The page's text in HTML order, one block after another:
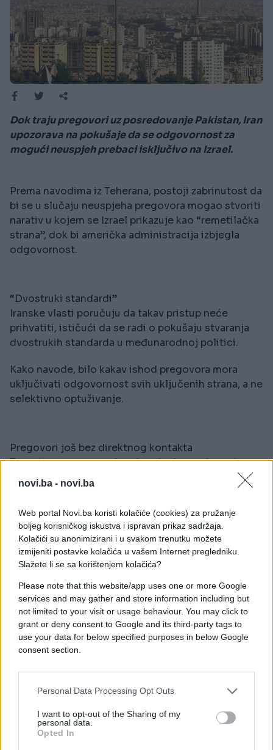
novi.ba - novi.ba
Web portal Novi.ba koristi kolačiće (cookies) za pružanje
boljeg korisničkog iskustva i ispravan prikaz sadržaja.
Kolačići su anonimizirani i u svakom trenutku možete
izmijeniti postavke kolačića u vašem Internet pregledniku.
Slažete li se sa korištenjem kolačića?
Please note that this website/app uses one or more Google
services and may gather and store information including but
not limited to your visit or usage behaviour. You may click to
grant or deny consent to Google and its third-party tags to
use your data for below specified purposes in below Google
consent section.
Personal Data Processing Opt Outs
I want to opt-out of the Sharing of my
personal data.
Opted In
Dok traju pregovori uz posredovanje Pakistan, Iran
upozorava na pokušaje da se odgovornost za
mogući neuspjeh prebaci isključivo na Izrael.
Prema navodima iz Teherana, postoji zabrinutost da
bi se u slučaju neuspjeha pregovora mogao stvoriti
narativ u kojem se Izrael prikazuje kao “remetilačka
strana”, dok bi američka administracija izbjegla
odgovornost.
“Dvostruki standardi”
Iranske vlasti poručuju da takav pristup neće
prihvatiti, ističući da se radi o pokušaju stvaranja
dvostrukih standarda u međunarodnoj politici.
Kako navode, bilo kakav ishod pregovora mora
uključivati odgovornost svih uključenih strana, a ne
selektivno optuživanje.
Pregovori još bez direktnog kontakta
Trenutno se razgovori vode odvojeno – između
američke i pakistanske delegacije, te između
Moguće je da će, ukoliko se ispune određeni
uslovi, pregovori preći u direktni, trilateralni
format.
Situacija ostaje neizvjesna, a naredni potezi mogli
bi imati ozbiljne posljedice po stabilnost regiona.
#teheran #sukob